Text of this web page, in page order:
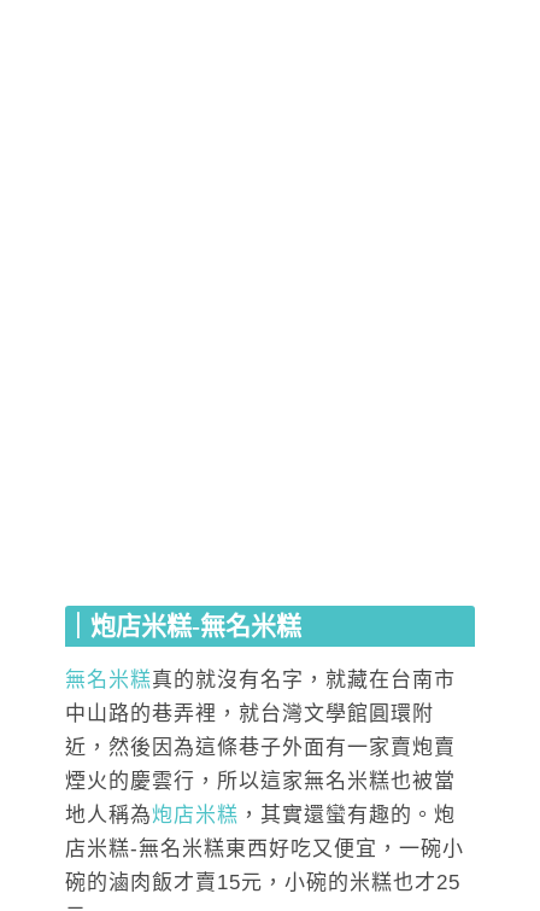
｜炮店米糕-無名米糕
無名米糕真的就沒有名字，就藏在台南市
中山路的巷弄裡，就台灣文學館圓環附
近，然後因為這條巷子外面有一家賣炮賣
煙火的慶雲行，所以這家無名米糕也被當
地人稱為炮店米糕 ，其實還蠻有趣的。炮
店米糕-無名米糕東西好吃又便宜，一碗小
碗的滷肉飯才賣15元，小碗的米糕也才25